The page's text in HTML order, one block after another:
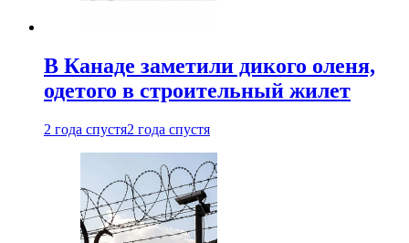
В Канаде заметили дикого оленя,
одетого в строительный жилет
2 года спустя2 года спустя